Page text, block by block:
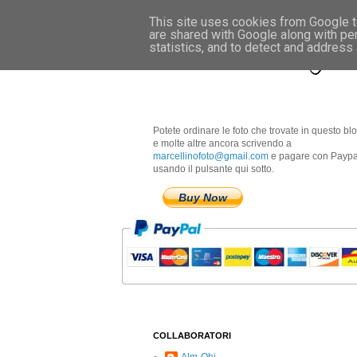
Marcellino
Potete ordinare le foto che trovate in questo
e molte altre ancora scrivendo a
marcellinofoto@gmail.com e pagare con
usando il pulsante qui sotto.
Buy Now
COLLABORATORI
This site uses cookies from Google
are shared with Google along with
statistics, and to detect and address